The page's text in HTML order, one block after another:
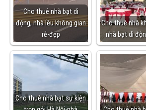
Cho thuê nhà bạt di
động, nhà lều không gian
rẻ-đẹp
Cho thuê nhà
nhà bạt di
Cho thuê nhà bạt sự kiện